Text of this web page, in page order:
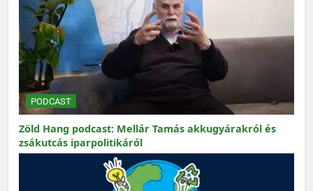
PODCAST
Zöld Hang podcast: Mellár Tamás akkugyárakról és
zsákutcás iparpolitikáról